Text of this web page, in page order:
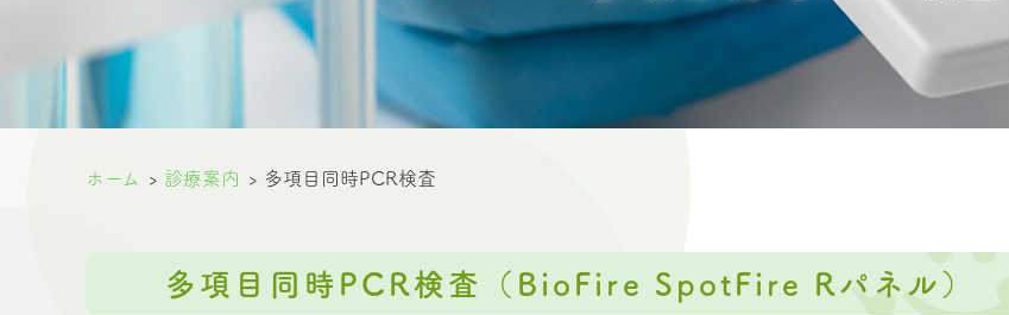
ホーム 診療案内 多項目同時PCR検査
多項目同時PCR検査（BioFire SpotFire Rパネル）